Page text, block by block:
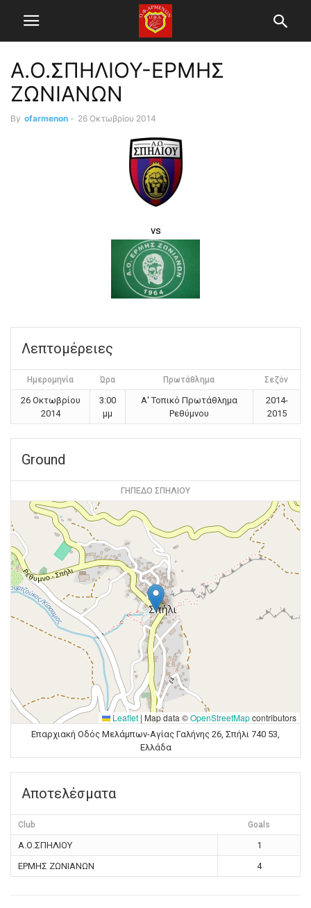
Α.Ο.ΣΠΗΛΙΟΥ-ΕΡΜΗΣ
ΖΩΝΙΑΝΩΝ
By ofarmenon - 26 Οκτωβρίου 2014
vs
Λεπτομέρειες
Ημερομηνία Ώρα Πρωτάθλημα Σεζόν
26 Οκτωβρίου
2014
3:00
μμ
Α' Τοπικό Πρωτάθλημα
Ρεθύμνου
2014-
2015
Ground
ΓΗΠΕΔΟ ΣΠΗΛΙΟΥ
Leaflet | Map data ©OpenStreetMapcontributors
Επαρχιακή Οδός Μελάμπων-Αγίας Γαλήνης 26, Σπήλι 740 53,
Ελλάδα
Αποτελέσματα
Club Goals
Α.Ο.ΣΠΗΛΙΟΥ
1
ΕΡΜΗΣ ΖΩΝΙΑΝΩΝ
4